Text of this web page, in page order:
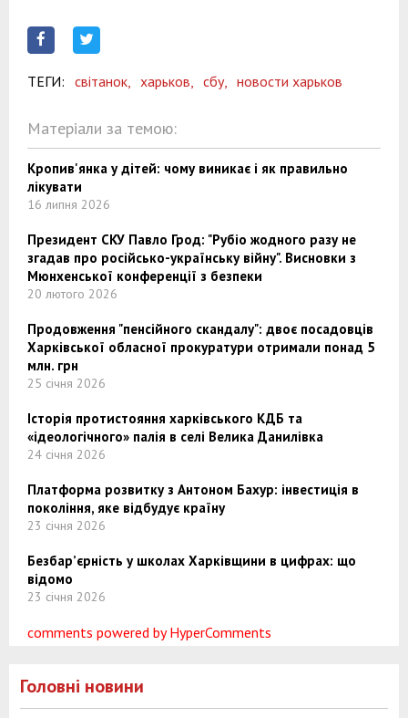
ТЕГИ: світанок, харьков, сбу, новости харьков
Матеріали за темою:
Кропив'янка у дітей: чому виникає і як правильно
лікувати
16 липня 2026
Президент СКУ Павло Грод: "Рубіо жодного разу не
згадав про російсько-українську війну". Висновки з
Мюнхенської конференції з безпеки
20 лютого 2026
Продовження "пенсійного скандалу": двоє посадовців
Харківської обласної прокуратури отримали понад 5
млн. грн
25 січня 2026
Історія протистояння харківського КДБ та
«ідеологічного» палія в селі Велика Данилівка
24 січня 2026
Платформа розвитку з Антоном Бахур: інвестиція в
покоління, яке відбудує країну
23 січня 2026
Безбар’єрність у школах Харківщини в цифрах: що
відомо
23 січня 2026
comments powered by HyperComments
Головні новини